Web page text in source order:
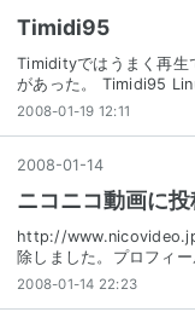
Timidi95
Timidityではうまく再生
があった。 Timidi95
2008-01-19 12:11
2008-01 -14
ニコニコ動画に
http://
除しました。プロフィ
2008-01-14 22:23